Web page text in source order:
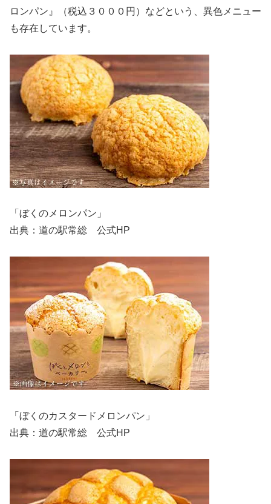
ロンパン』（税込３０００円）などという、異色メニュー
も存在しています。
「ぼくのメロンパン」
出典：道の駅常総 公式HP
「ぼくのカスタードメロンパン」
出典：道の駅常総 公式HP